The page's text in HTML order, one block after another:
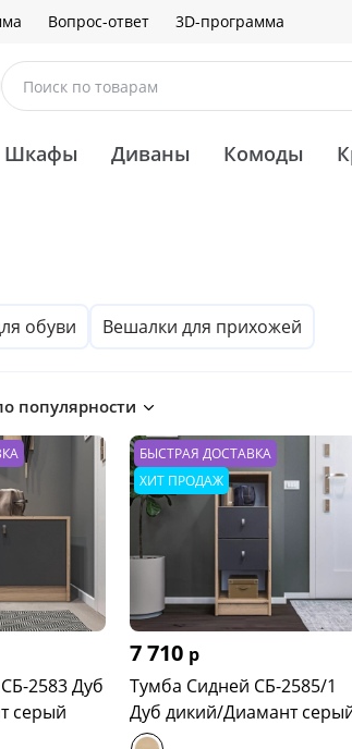
Вопрос-ответ 3D-программа
Поиск по товарам
Шкафы Диваны Комоды
обуви Вешалки для прихожей
популярности
2583 Дуб
серый
БЫСТРАЯ ДОСТАВКА
ХИТ ПРОДАЖ
7 710 р
Тумба Сидней СБ-2585/1
Дуб дикий/Диамант